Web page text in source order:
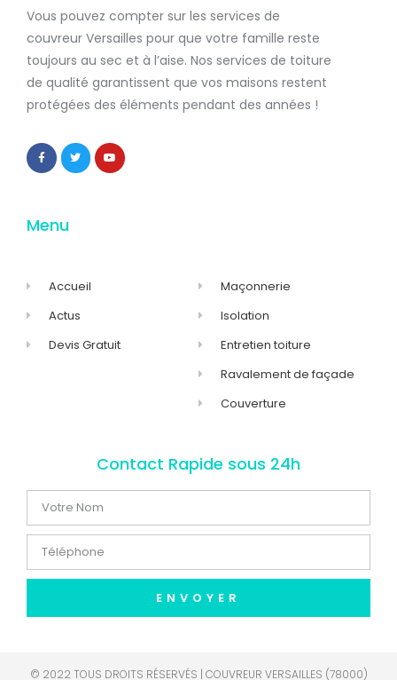
Vous pouvez compter sur les services de
couvreur Versailles pour que votre famille reste
toujours au sec et à l’aise. Nos services de toiture
de qualité garantissent que vos maisons restent
protégées des éléments pendant des années !
Menu
Accueil
Actus
Devis Gratuit
Maçonnerie
Isolation
Entretien toiture
Ravalement de façade
Couverture
Contact Rapide sous 24h
ENVOYER
© 2022 TOUS DROITS RÉSERVÉS | COUVREUR VERSAILLES (78000)